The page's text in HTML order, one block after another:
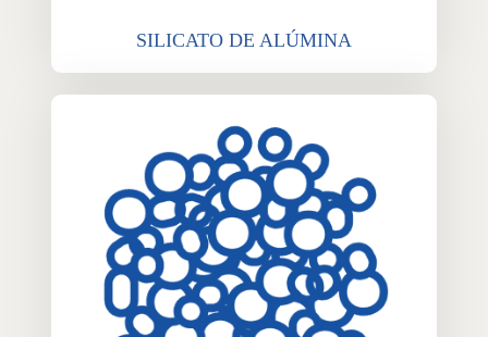
SILICATO DE ALÚMINA